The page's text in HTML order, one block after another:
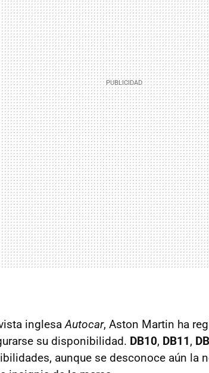
inglesaAutocar, Aston Martin ha
su disponibilidad. DB10, DB11,
aunque se desconoce aún la